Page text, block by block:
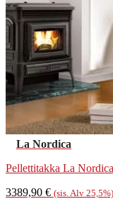
La Nordica
Pellettitakka La
3389,90 € (sis. Alv 25,5%)